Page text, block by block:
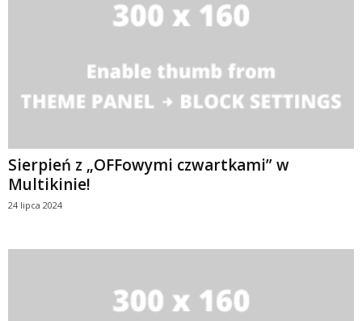
Sierpień z „OFFowymi czwartkami” w
Multikinie!
24 lipca 2024